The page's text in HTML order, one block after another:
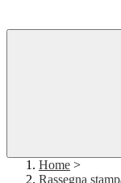
Home >
Rassegna